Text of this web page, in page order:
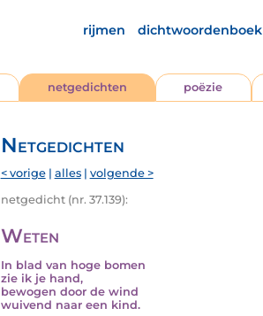
rijmen dichtwoordenboek
netgedichten poëzie
Netgedichten
< vorige| alles| volgende >
netgedicht (nr. 37.139):
Weten
In blad van hoge bomen
zie ik je hand,
bewogen door de wind
wuivend naar een kind.